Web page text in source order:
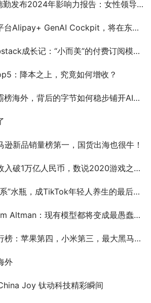
影响力报告：女性领导角色占比40%，减少400万吨二氧化碳排放
GenAI Cockpit，将在东南亚和南亚首批落地
长记：“小而美”的付费订阅模式如何打动用户
：降本之上，究竟如何增收？
外，背后的字节如何稳步铺开AI出海版图？
逊新品销量榜第一，国货出海也很牛！
破1万亿人民币，数说2020游戏之最！
”水瓶，成TikTok年轻人养生的最后体面
Altman：现有模型都将变成最愚蠢的模型
苹果第四，小米第三，最大黑马增长67%
外
Joy 钛动科技精彩瞬间